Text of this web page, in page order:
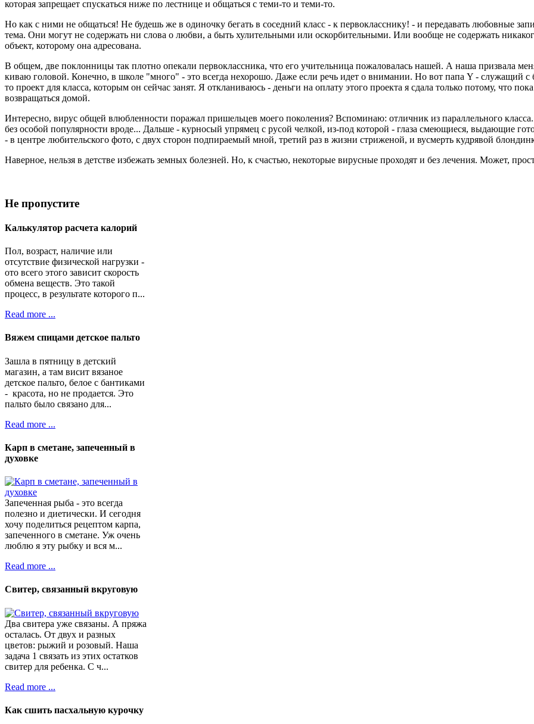
которая запрещает спускаться ниже по лестнице и общаться с теми-то и теми-то.
Но как с ними не общаться! Не будешь же в одиночку бегать в соседний класс - к первокласснику! - и передавать любовные
тема. Они могут не содержать ни слова о любви, а быть хулительными или оскорбительными. Или вообще не содержать
объект, которому она адресована.
В общем, две поклонницы так плотно опекали первоклассника, что его учительница пожаловалась нашей. А наша призвала
киваю головой. Конечно, в школе "много" - это всегда нехорошо. Даже если речь идет о внимании. Но вот папа Y - служащий с
то проект для класса, которым он сейчас занят. Я откланиваюсь - деньги на оплату этого проекта я сдала только потому, что
возвращаться домой.
Интересно, вирус общей влюбленности поражал пришельцев моего поколения? Вспоминаю: отличник из параллельного
без особой популярности вроде... Дальше - курносый упрямец с русой челкой, из-под которой - глаза смеющиеся, выдающие
- в центре любительского фото, с двух сторон подпираемый мной, третий раз в жизни стриженой, и вусмерть кудрявой
Наверное, нельзя в детстве избежать земных болезней. Но, к счастью, некоторые вирусные проходят и без лечения. Может,
Не пропустите
Калькулятор расчета калорий
Пол, возраст, наличие или
отсутствие физической нагрузки -
ото всего этого зависит скорость
обмена веществ. Это такой
процесс, в результате которого п...
Read more ...
Вяжем спицами детское пальто
Зашла в пятницу в детский
магазин, а там висит вязаное
детское пальто, белое с бантиками
- красота, но не продается. Это
пальто было связано для...
Read more ...
Карп в сметане, запеченный в
духовке
Запеченная рыба - это всегда
полезно и диетически. И сегодня
хочу поделиться рецептом карпа,
запеченного в сметане. Уж очень
люблю я эту рыбку и вся м...
Read more ...
Свитер, связанный вкруговую
Два свитера уже связаны. А пряжа
осталась. От двух и разных
цветов: рыжий и розовый. Наша
задача 1 связать из этих остатков
свитер для ребенка. С ч...
Read more ...
Как сшить пасхальную курочку